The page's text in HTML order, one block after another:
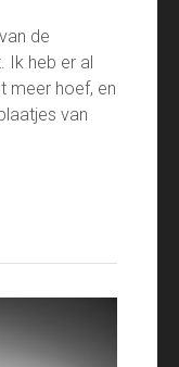
de
Ik heb er al
meer hoef, en
van